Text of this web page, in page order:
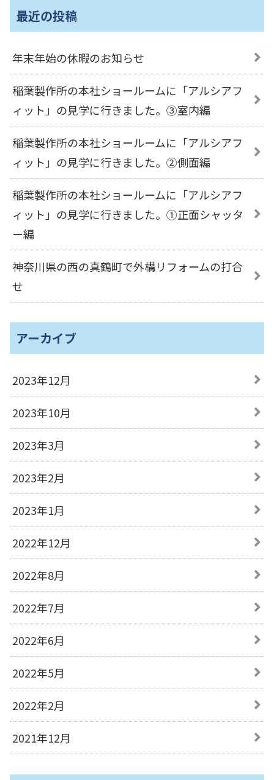
最近の投稿
年末年始の休暇のお知らせ
稲葉製作所の本社ショールームに「アルシアフ
ィット」の見学に行きました。③室内編
稲葉製作所の本社ショールームに「アルシアフ
ィット」の見学に行きました。②側面編
稲葉製作所の本社ショールームに「アルシアフ
ィット」の見学に行きました。①正面シャッタ
ー編
神奈川県の西の真鶴町で外構リフォームの打合
せ
アーカイブ
2023年12月
2023年10月
2023年3月
2023年2月
2023年1月
2022年12月
2022年8月
2022年7月
2022年6月
2022年5月
2022年2月
2021年12月